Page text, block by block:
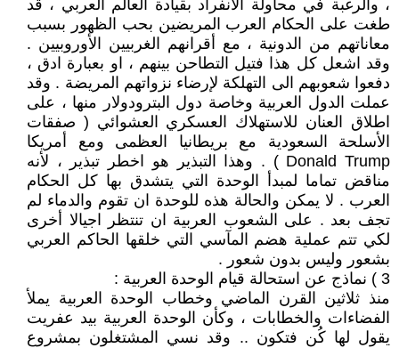
، والرغبة في محاولة الانفراد بقيادة العالم العربي ، قد
طغت على الحكام العرب المريضين بحب الظهور بسبب
معاناتهم من الدونية ، مع أقرانهم الغربيين الأوروبيين .
وقد اشعل كل هذا فتيل التطاحن بينهم ، او بعبارة ادق ،
دفعوا شعوبهم الى التهلكة لإرضاء نزواتهم المريضة . وقد
عملت الدول العربية وخاصة دول البترودولار منها ، على
اطلاق العنان للاستهلاك العسكري العشوائي ( صفقات
الأسلحة السعودية مع بريطانيا العظمى ومع أمريكا
Donald Trump ) . وهذا التبذير هو اخطر تبذير ، لأنه
مناقض تماما لمبدأ الوحدة التي يتشدق بها كل الحكام
العرب . لا يمكن والحالة هذه للوحدة ان تقوم والدماء لم
تجف بعد . على الشعوب العربية ان تنتظر اجيالا أخرى
لكي تتم عملية هضم المآسي التي خلقها الحاكم العربي
بشعور وليس بدون شعور .
3 ) نماذج عن استحالة قيام الوحدة العربية :
منذ ثلاثين القرن الماضي وخطاب الوحدة العربية يملأ
الفضاءات والخطابات ، وكأن الوحدة العربية بيد عفريت
يقول لها كُن فتكون .. وقد نسي المشتغلون بمشروع